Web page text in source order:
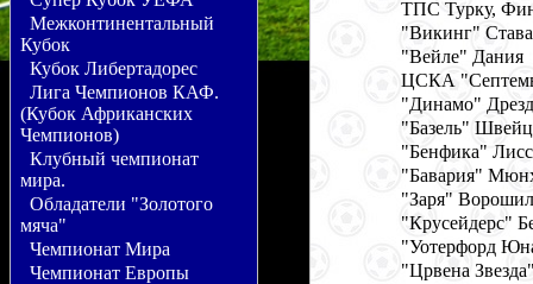
Межконтинентальный
Кубок
Кубок Либертадорес
Лига Чемпионов КАФ.
(Кубок Африканских
Чемпионов)
Клубный чемпионат
мира.
Обладатели "Золотого
мяча"
Чемпионат Мира
Чемпионат Европы
ТПС Турку,
"Викинг"
"Вейле" Дания
ЦСКА
"Динамо"
"Базель"
"Бенфика"
"Бавария"
"Заря"
"Крусейдерс"
"Уотерфорд
"Црвена